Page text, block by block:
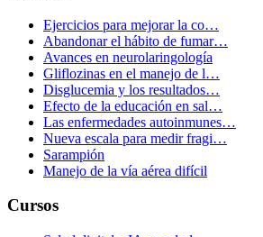
Ejercicios para mejorar la co…
Abandonar el hábito de fumar…
Avances en neurolaringología
Gliflozinas en el manejo de l…
Disglucemia y los resultados…
Efecto de la educación en sal…
Las enfermedades autoinmunes…
Nueva escala para medir fragi…
Sarampión
Manejo de la vía aérea difícil
Cursos